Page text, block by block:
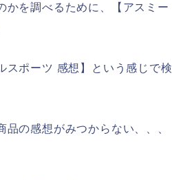
かを調べるために、【アスミー
スポーツ 感想】という感じで検
の感想がみつからない、、、